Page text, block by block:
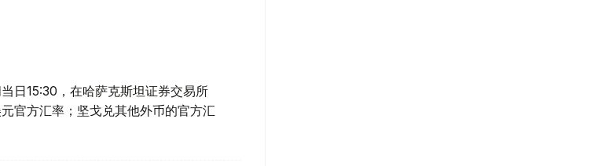
日15:30，在哈萨克斯坦证券交易所
官方汇率；坚戈兑其他外币的官方汇